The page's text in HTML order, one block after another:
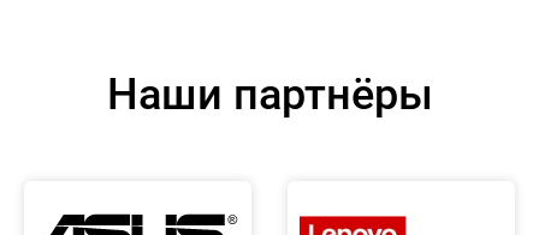
Наши партнёры